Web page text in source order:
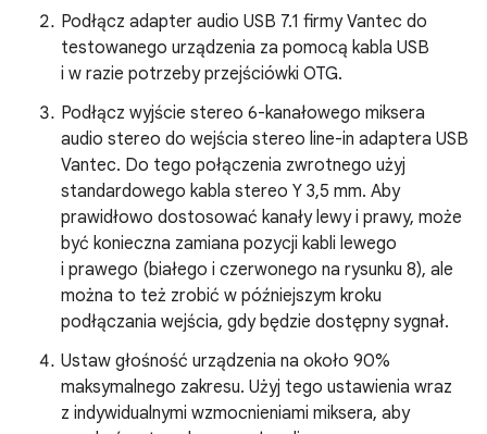
Podłącz adapter audio USB 7.1 firmy Vantec do
testowanego urządzenia za pomocą kabla USB
i w razie potrzeby przejściówki OTG.
Podłącz wyjście stereo 6-kanałowego miksera
audio stereo do wejścia stereo line-in adaptera USB
Vantec. Do tego połączenia zwrotnego użyj
standardowego kabla stereo Y 3,5 mm. Aby
prawidłowo dostosować kanały lewy i prawy, może
być konieczna zamiana pozycji kabli lewego
i prawego (białego i czerwonego na rysunku 8), ale
można to też zrobić w późniejszym kroku
podłączania wejścia, gdy będzie dostępny sygnał.
Ustaw głośność urządzenia na około 90%
maksymalnego zakresu. Użyj tego ustawienia wraz
z indywidualnymi wzmocnieniami miksera, aby